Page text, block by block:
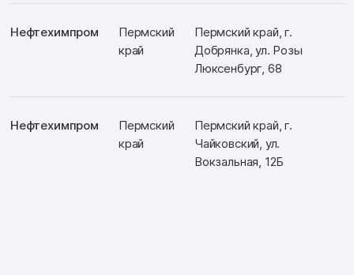
Нефтехимпром
Пермский
край
Пермский край, г.
Добрянка, ул. Розы
Люксенбург, 68
Нефтехимпром
Пермский
край
Пермский край, г.
Чайковский, ул.
Вокзальная, 12Б